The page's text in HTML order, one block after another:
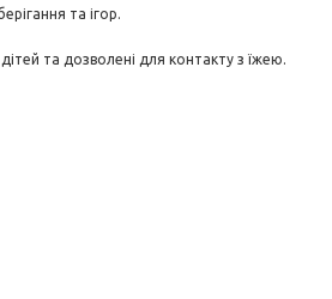
та ігор.
та дозволені для контакту з їжею.